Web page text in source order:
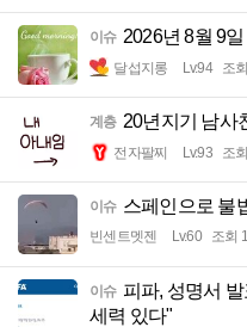
이슈 2026년 8월 9
달섭지롱 Lv.94 조
계층 20년지기 남사
전자팔찌 Lv.93 조
이슈 스페인으로 불
빈센트멧젠 Lv.60 조회
이슈 피파, 성명서
세력 있다"